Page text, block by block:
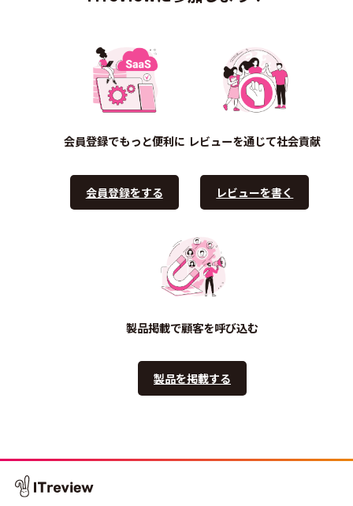
会員登録でもっと便利に
会員登録をする
レビューを通じて社会貢献
レビューを書く
製品掲載で顧客を呼び込む
製品を掲載する